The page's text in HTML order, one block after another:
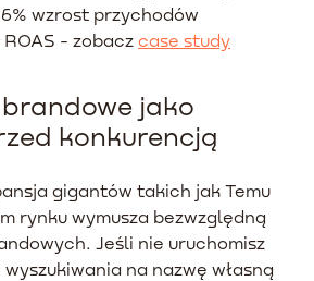
wzrost przychodów
- zobacz case study
jako
konkurencją
gigantów takich jak Temu
rynku wymusza bezwzględną
Jeśli nie uruchomisz
na nazwę własną